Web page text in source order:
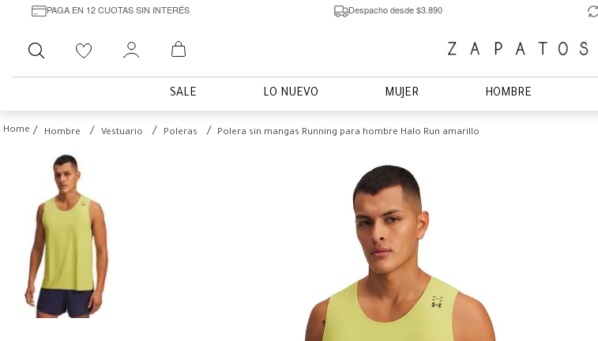
PAGA EN 12 CUOTAS SIN INTERÉS Despacho desde $3.890
Buscar
SALE LO NUEVO MUJER HOMBRE
Hombre Vestuario Poleras Polera sin mangas Running para hombre Halo Run amarillo